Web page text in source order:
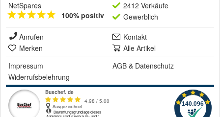
NetSpares
100% positiv
2412 Verkäufe
Gewerblich
Anrufen
Kontakt
Merken
Alle Artikel
Impressum
AGB & Datenschutz
Widerrufsbelehrung